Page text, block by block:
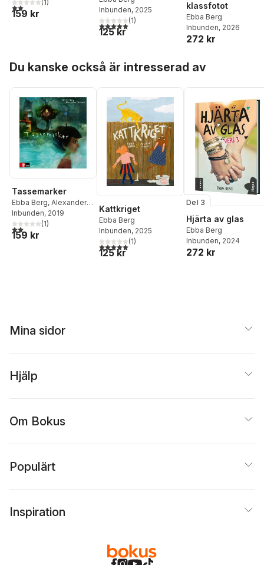
2,0utav 5 stjärnor. Totalt antal röster:
(1)
159 kr
Inbunden, 2025
5,0utav 5 stjärnor. Totalt antal röster:
(1)
125 kr
klassfotot
Ebba Berg
Inbunden, 2026
272 kr
Du kanske också är intresserad av
Tassemarker
Ebba Berg, Alexander
Jansson
Inbunden, 2019
2,0utav 5 stjärnor. Totalt antal röster:
(1)
159 kr
Kattkriget
Ebba Berg
Inbunden, 2025
5,0utav 5 stjärnor. Totalt antal röster:
(1)
125 kr
Del 3
Hjärta av glas
Ebba Berg
Inbunden, 2024
272 kr
Mina sidor
Hjälp
Om Bokus
Populärt
Inspiration